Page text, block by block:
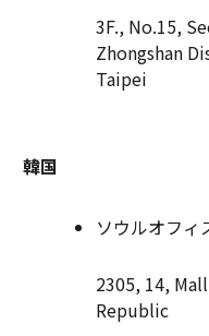
3F., No.15,
Zhongshan
Taipei
韓国
ソウルオフィ
2305, 14,
Republic